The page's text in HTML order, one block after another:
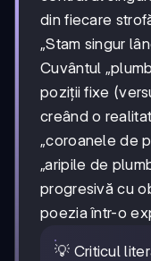
din fiecare
„Stam singur
Cuvântul
poziții fixe
creând o
„coroanele de
„aripile de
progresivă cu
poezia într-o
💡 Criticul